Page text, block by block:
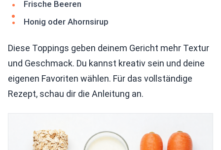
Frische Beeren
Honig oder Ahornsirup
Diese Toppings geben deinem Gericht mehr Textur
und Geschmack. Du kannst kreativ sein und deine
eigenen Favoriten wählen. Für das vollständige
Rezept, schau dir die Anleitung an.